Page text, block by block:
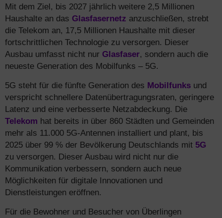
Mit dem Ziel, bis 2027 jährlich weitere 2,5 Millionen
Haushalte an das Glasfasernetz anzuschließen, strebt
die Telekom an, 17,5 Millionen Haushalte mit dieser
fortschrittlichen Technologie zu versorgen. Dieser
Ausbau umfasst nicht nur Glasfaser, sondern auch die
neueste Generation des Mobilfunks – 5G.
5G steht für die fünfte Generation des Mobilfunks und
verspricht schnellere Datenübertragungsraten, geringere
Latenz und eine verbesserte Netzabdeckung. Die
Telekom hat bereits in über 860 Städten und Gemeinden
mehr als 11.000 5G-Antennen installiert und plant, bis
2025 über 99 % der Bevölkerung Deutschlands mit 5G
zu versorgen. Dieser Ausbau wird nicht nur die
Kommunikation verbessern, sondern auch neue
Möglichkeiten für digitale Innovationen und
Dienstleistungen eröffnen.
Für die Bewohner und Besucher von Überlingen